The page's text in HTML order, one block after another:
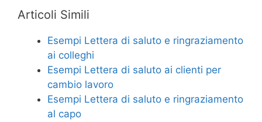
Articoli Simili
Esempi Lettera di saluto e ringraziamento
ai colleghi
Esempi Lettera di saluto ai clienti per
cambio lavoro
Esempi Lettera di saluto e ringraziamento
al capo